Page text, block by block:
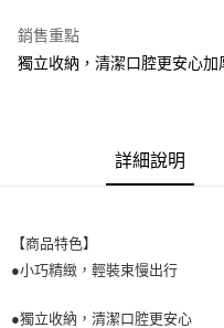
街口支付
AFTEE先享後付
AFTEE先享後付是「在收到商品
便利好安心！
２．便利：只要手機號碼，簡訊
ATM付款
銷售重點
獨立收納，清潔口腔更安心
詳細說明
【商品特色】
●小巧精緻，輕裝束慢出行
●獨立收納，清潔口腔更安心